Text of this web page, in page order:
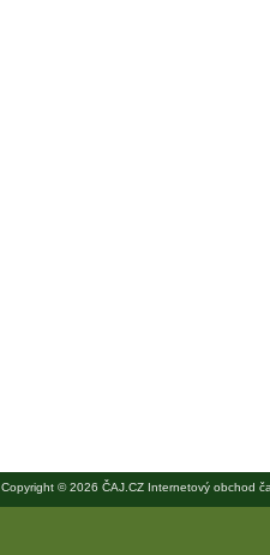
Copyright © 2026 ČAJ.CZ Internetový obchod